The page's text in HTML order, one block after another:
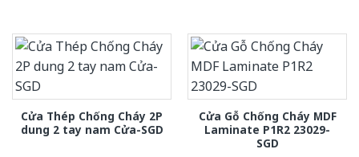
Cửa Thép Chống Cháy 2P
dung 2 tay nam Cửa-SGD
Cửa Gỗ Chống Cháy MDF
Laminate P1R2 23029-
SGD